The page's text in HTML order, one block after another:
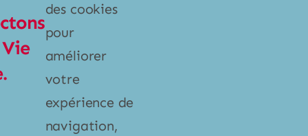
Produits ménagers
Vaisselle
des cookies
pour
améliorer
votre
expérience de
navigation,